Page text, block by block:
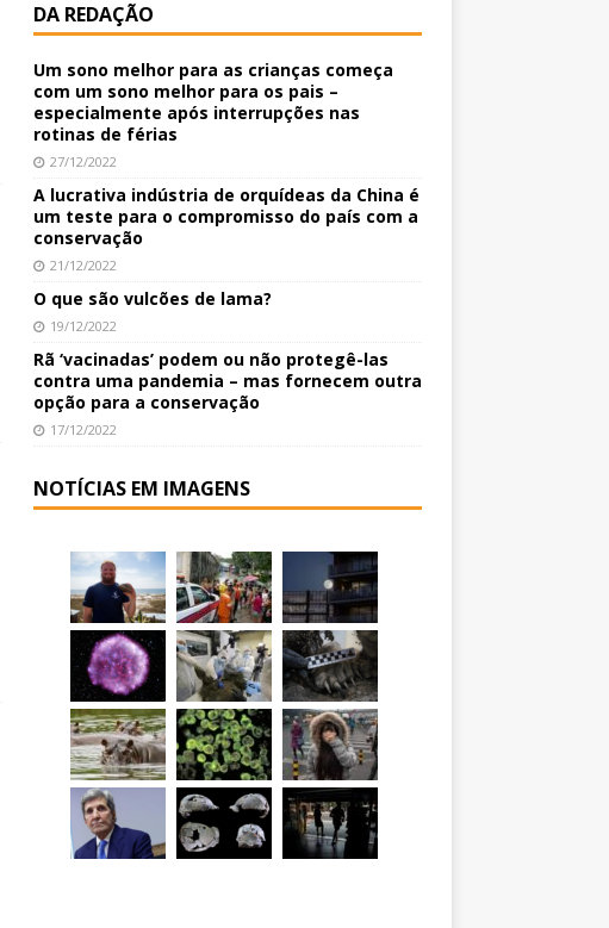
DA REDAÇÃO
Um sono melhor para as crianças começa
com um sono melhor para os pais –
especialmente após interrupções nas
rotinas de férias
27/12/2022
A lucrativa indústria de orquídeas da China é
um teste para o compromisso do país com a
conservação
21/12/2022
O que são vulcões de lama?
19/12/2022
Rã ‘vacinadas’ podem ou não protegê-las
contra uma pandemia – mas fornecem outra
opção para a conservação
17/12/2022
NOTÍCIAS EM IMAGENS